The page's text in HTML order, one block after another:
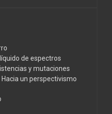
de espectros
y mutaciones
Hacia un perspectivismo